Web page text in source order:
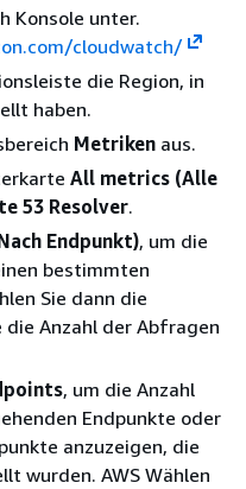
Konsole unter.
cloudwatch/
die Region, in
haben.
Metriken aus.
All metrics (Alle
53 Resolver.
Endpunkt), um die
bestimmten
Sie dann die
die Anzahl der Abfragen
, um die Anzahl
Endpunkte oder
anzuzeigen, die
wurden. AWS Wählen